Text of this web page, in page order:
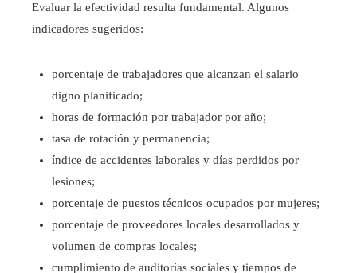
Evaluar la efectividad resulta fundamental. Algunos
indicadores sugeridos:
porcentaje de trabajadores que alcanzan el salario
digno planificado;
horas de formación por trabajador por año;
tasa de rotación y permanencia;
índice de accidentes laborales y días perdidos por
lesiones;
porcentaje de puestos técnicos ocupados por mujeres;
porcentaje de proveedores locales desarrollados y
volumen de compras locales;
cumplimiento de auditorías sociales y tiempos de